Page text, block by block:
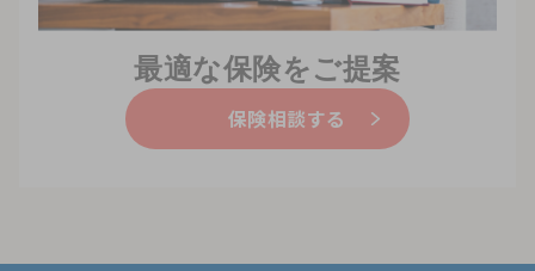
最適な保険をご提案
保険相談する